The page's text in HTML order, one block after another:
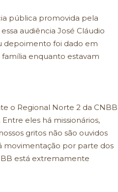
pública promovida pela
audiência José Cláudio
depoimento foi dado em
enquanto estavam
o Regional Norte 2 da CNBB
eles há missionários,
gritos não são ouvidos
movimentação por parte dos
está extremamente